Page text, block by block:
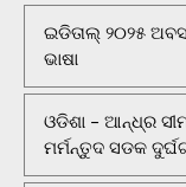
ଇଡିତାଲ୍ ୨୦୨୫
ଭାଷା
ଓଡିଶା - ଆନ୍ଧ୍ର
ମର୍ମନ୍ତୁଦ ସଡକ